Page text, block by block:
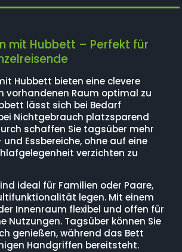
mit Hubbett – Perfekt für
Hubbett bieten eine clevere
vorhandenen Raum optimal zu
lässt sich bei Bedarf
Nichtgebrauch platzsparend
schaffen Sie tagsüber mehr
Essbereiche, ohne auf eine
verzichten zu
ideal für Familien oder Paare,
legen. Mit einem
Innenraum flexibel und offen für
Nutzungen. Tagsüber können Sie
genießen, während das Bett
Handgriffen bereitsteht.